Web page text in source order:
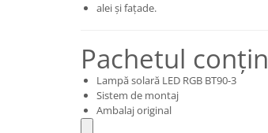
alei și fațade.
Pachetul
Lampă solară LED RGB BT90-3
Sistem de montaj
Ambalaj original